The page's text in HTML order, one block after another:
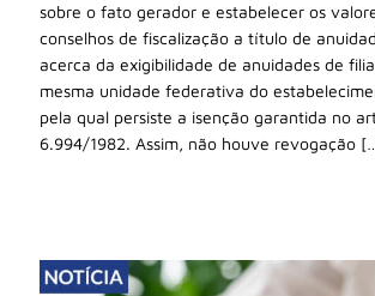
sobre o fato gerador e estabelecer os
conselhos de fiscalização a título de
acerca da exigibilidade de anuidades de
mesma unidade federativa do
pela qual persiste a isenção garantida no
6.994/1982. Assim, não houve revogação